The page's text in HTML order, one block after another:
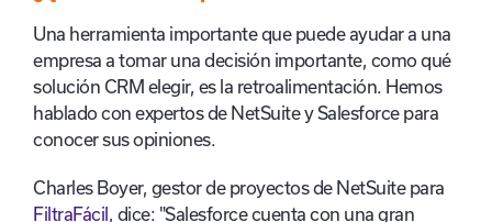
Una herramienta importante que puede ayudar a una
empresa a tomar una decisión importante, como qué
solución CRM elegir, es la retroalimentación. Hemos
hablado con expertos de NetSuite y Salesforce para
conocer sus opiniones.
Charles Boyer, gestor de proyectos de NetSuite para
FiltraFácil, dice: "Salesforce cuenta con una gran